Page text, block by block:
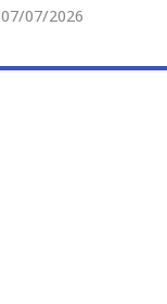
07/07/2026